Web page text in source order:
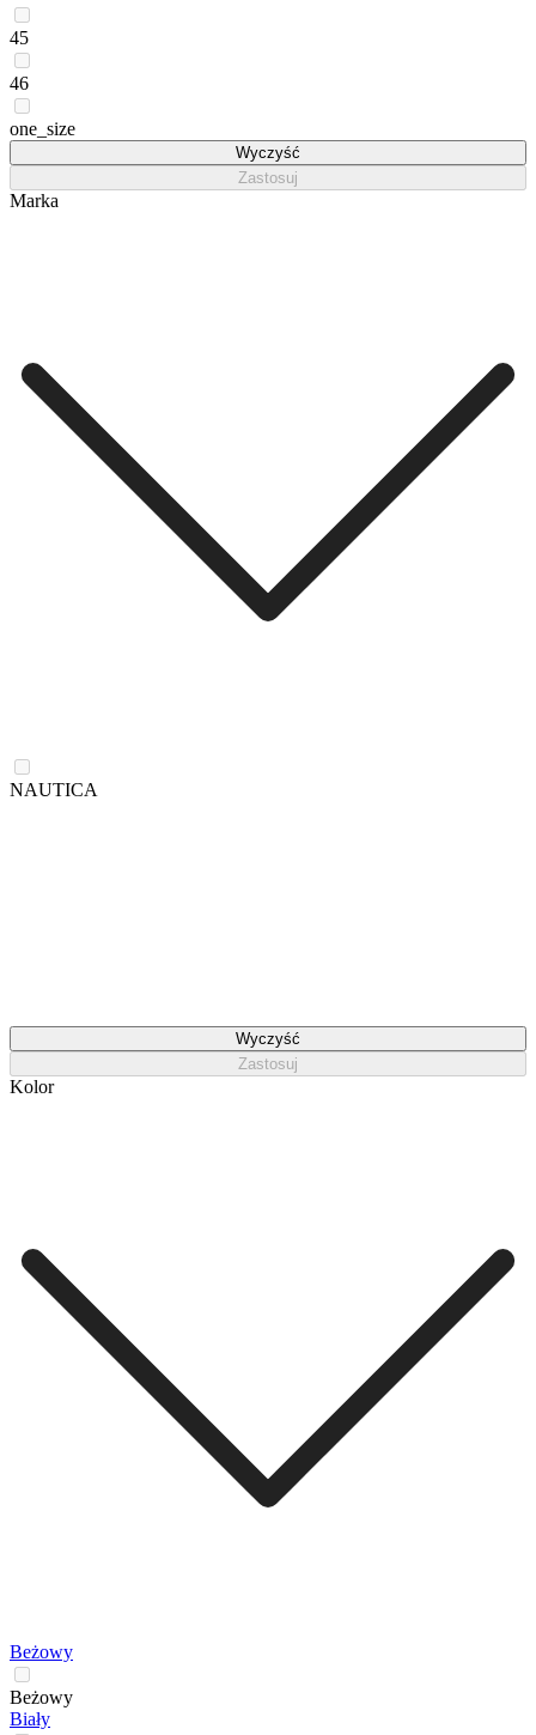
45
46
one_size
Wyczyść
Zastosuj
Marka
NAUTICA
Wyczyść
Zastosuj
Kolor
Beżowy
Beżowy
Biały